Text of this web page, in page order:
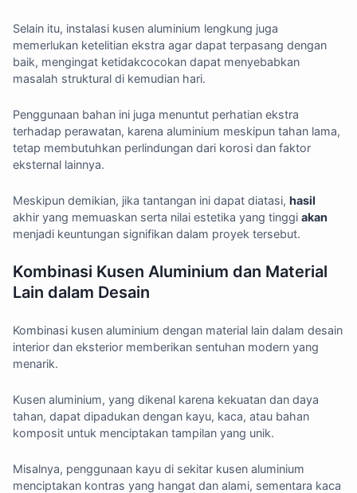
Selain itu, instalasi kusen aluminium lengkung juga
memerlukan ketelitian ekstra agar dapat terpasang dengan
baik, mengingat ketidakcocokan dapat menyebabkan
masalah struktural di kemudian hari.
Penggunaan bahan ini juga menuntut perhatian ekstra
terhadap perawatan, karena aluminium meskipun tahan lama,
tetap membutuhkan perlindungan dari korosi dan faktor
eksternal lainnya.
Meskipun demikian, jika tantangan ini dapat diatasi, hasil
akhir yang memuaskan serta nilai estetika yang tinggi akan
menjadi keuntungan signifikan dalam proyek tersebut.
Kombinasi Kusen Aluminium dan Material
Lain dalam Desain
Kombinasi kusen aluminium dengan material lain dalam desain
interior dan eksterior memberikan sentuhan modern yang
menarik.
Kusen aluminium, yang dikenal karena kekuatan dan daya
tahan, dapat dipadukan dengan kayu, kaca, atau bahan
komposit untuk menciptakan tampilan yang unik.
Misalnya, penggunaan kayu di sekitar kusen aluminium
menciptakan kontras yang hangat dan alami, sementara kaca